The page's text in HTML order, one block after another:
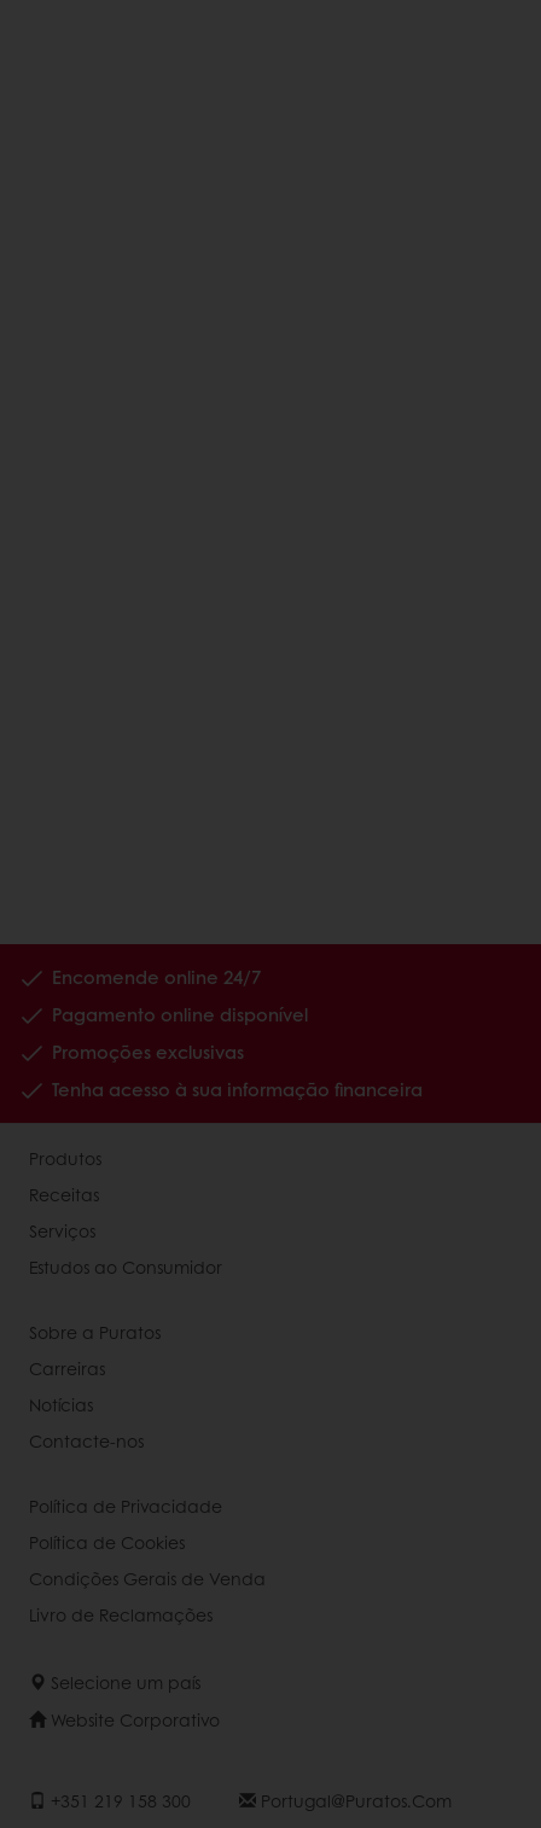
Encomende online 24/7
Pagamento online disponível
Promoções exclusivas
Tenha acesso à sua informação financeira
Produtos
Receitas
Serviços
Estudos ao Consumidor
Sobre a Puratos
Carreiras
Notícias
Contacte-nos
Política de Privacidade
Política de Cookies
Condições Gerais de Venda
Livro de Reclamações
Selecione um país
Website Corporativo
+351 219 158 300 Portugal@puratos.com